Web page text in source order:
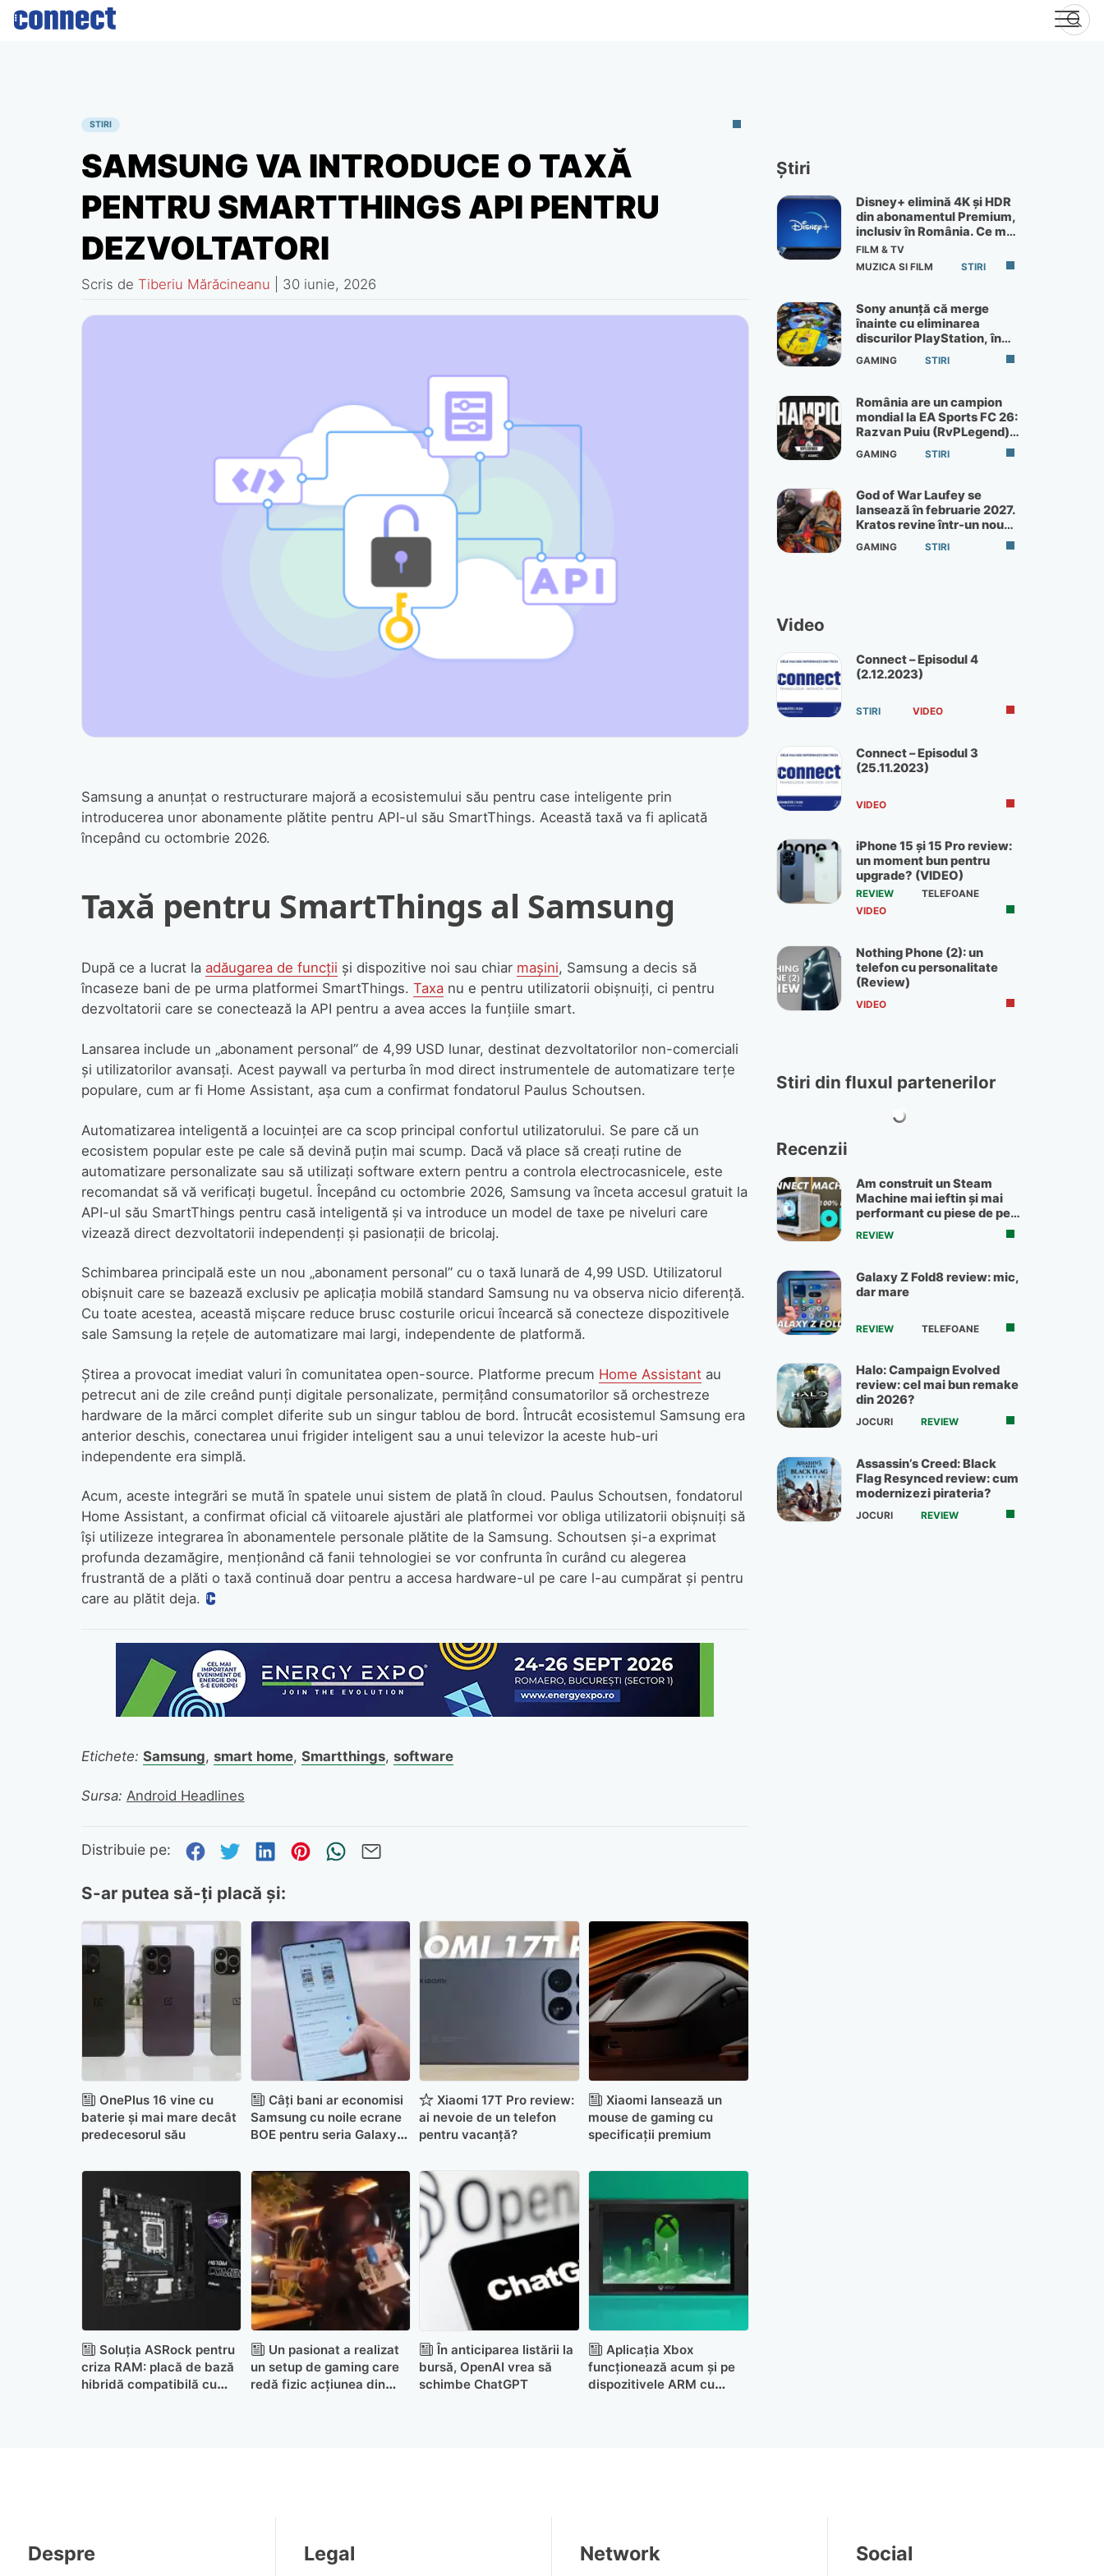
Skip
STIRI
SAMSUNG VA INTRODUCE O TAXĂ
PENTRU SMARTTHINGS API PENTRU
DEZVOLTATORI
Scris de Tiberiu Mărăcineanu 30 iunie, 2026
Samsung a anunțat o restructurare majoră a ecosistemului său pentru case inteligente prin
introducerea unor abonamente plătite pentru API-ul său SmartThings. Această taxă va fi aplicată
începând cu octombrie 2026.
Taxă pentru SmartThings al Samsung
După ce a lucrat la adăugarea de funcții și dispozitive noi sau chiar mașini, Samsung a decis să
încaseze bani de pe urma platformei SmartThings. Taxanu e pentru utilizatorii obișnuiți, ci pentru
dezvoltatorii care se conectează la API pentru a avea acces la funțiile smart.
Lansarea include un „abonament personal” de 4,99 USD lunar, destinat dezvoltatorilor non-comerciali
și utilizatorilor avansați. Acest paywall va perturba în mod direct instrumentele de automatizare terțe
populare, cum ar fi Home Assistant, așa cum a confirmat fondatorul Paulus Schoutsen.
Automatizarea inteligentă a locuinței are ca scop principal confortul utilizatorului. Se pare că un
ecosistem popular este pe cale să devină puțin mai scump. Dacă vă place să creați rutine de
automatizare personalizate sau să utilizați software extern pentru a controla electrocasnicele, este
recomandat să vă verificați bugetul. Începând cu octombrie 2026, Samsung va înceta accesul gratuit la
API-ul său SmartThings pentru casă inteligentă și va introduce un model de taxe pe niveluri care
vizează direct dezvoltatorii independenți și pasionații de bricolaj.
Schimbarea principală este un nou „abonament personal” cu o taxă lunară de 4,99 USD. Utilizatorul
obișnuit care se bazează exclusiv pe aplicația mobilă standard Samsung nu va observa nicio diferență.
Cu toate acestea, această mișcare reduce brusc costurile oricui încearcă să conecteze dispozitivele
sale Samsung la rețele de automatizare mai largi, independente de platformă.
Știrea a provocat imediat valuri în comunitatea open-source. Platforme precum Home Assistantau
petrecut ani de zile creând punți digitale personalizate, permițând consumatorilor să orchestreze
hardware de la mărci complet diferite sub un singur tablou de bord. Întrucât ecosistemul Samsung era
anterior deschis, conectarea unui frigider inteligent sau a unui televizor la aceste hub-uri
independente era simplă.
Acum, aceste integrări se mută în spatele unui sistem de plată în cloud. Paulus Schoutsen, fondatorul
Home Assistant, a confirmat oficial că viitoarele ajustări ale platformei vor obliga utilizatorii obișnuiți să
își utilizeze integrarea în abonamentele personale plătite de la Samsung. Schoutsen și-a exprimat
profunda dezamăgire, menționând că fanii tehnologiei se vor confrunta în curând cu alegerea
frustrantă de a plăti o taxă continuă doar pentru a accesa hardware-ul pe care l-au cumpărat și pentru
care au plătit deja.
Etichete: Samsung, smart home, Smartthings, software
Sursa: Android Headlines
Distribuie pe: Distribuie pe Facebook
Distribuie pe Twitter
Distribuie pe LinkedIn
Distribuie pe Pinterest
Trimite prin whatsapp
S-ar putea să-ți placă și:
OnePlus 16 vine cu
baterie și mai mare decât
predecesorul său
Câți bani ar economisi
Samsung cu noile ecrane
BOE pentru seria Galaxy
Xiaomi 17T Pro review:
ai nevoie de un telefon
pentru vacanță?
Xiaomi lansează un
mouse de gaming cu
specificații premium
Soluția ASRock pentru
criza RAM: placă de bază
hibridă compatibilă cu
Un pasionat a realizat
un setup de gaming care
redă fizic acțiunea din
În anticiparea listării la
bursă, OpenAI vrea să
schimbe ChatGPT
Aplicația Xbox
funcționează acum și pe
dispozitivele ARM cu
Știri
Disney+ elimină 4K și HDR
din abonamentul Premium,
inclusiv în România. Ce mai
primești de 60 lei pe lună
FILM & TV
MUZICA SI FILM
STIRI
Sony anunță că merge
înainte cu eliminarea
discurilor PlayStation, în
ciuda protestelor
GAMING STIRI
România are un campion
mondial la EA Sports FC 26:
Razvan Puiu (RvPLegend)
câștigă turneul de la Paris
GAMING STIRI
God of War Laufey se
lansează în februarie 2027.
Kratos revine într-un nou
God of War
GAMING STIRI
Video
Connect – Episodul 4
(2.12.2023)
STIRI VIDEO
Connect – Episodul 3
(25.11.2023)
VIDEO
iPhone 15 și 15 Pro review:
un moment bun pentru
upgrade? (VIDEO)
REVIEW
TELEFOANE
VIDEO
Nothing Phone (2): un
telefon cu personalitate
(Review)
VIDEO
Stiri din fluxul partenerilor
Recenzii
Am construit un Steam
Machine mai ieftin și mai
performant cu piese de pe
OLX
REVIEW
Galaxy Z Fold8 review: mic,
dar mare
REVIEW TELEFOANE
Halo: Campaign Evolved
review: cel mai bun remake
din 2026?
JOCURI REVIEW
Assassin’s Creed: Black
Flag Resynced review: cum
modernizezi pirateria?
JOCURI REVIEW
Despre Legal Network Social